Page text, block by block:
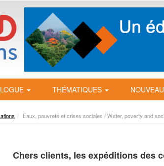
THÉMATIQUES
Eaux, pauvreté et crises sociales / Water, poverty and
Chers clients, les expéditions des